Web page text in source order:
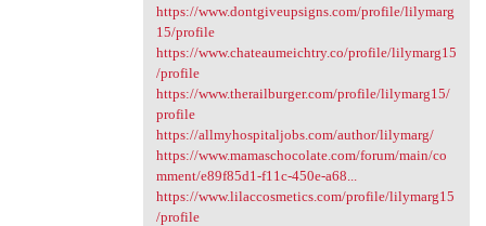
https://www.dontgiveupsigns.com/profile/lilymarg
15/profile
https://www.chateaumeichtry.co/profile/lilymarg15
/profile
https://www.therailburger.com/profile/lilymarg15/
profile
https://allmyhospitaljobs.com/author/lilymarg/
https://www.mamaschocolate.com/forum/main/co
mment/e89f85d1-f11c-450e-a68...
https://www.lilaccosmetics.com/profile/lilymarg15
/profile